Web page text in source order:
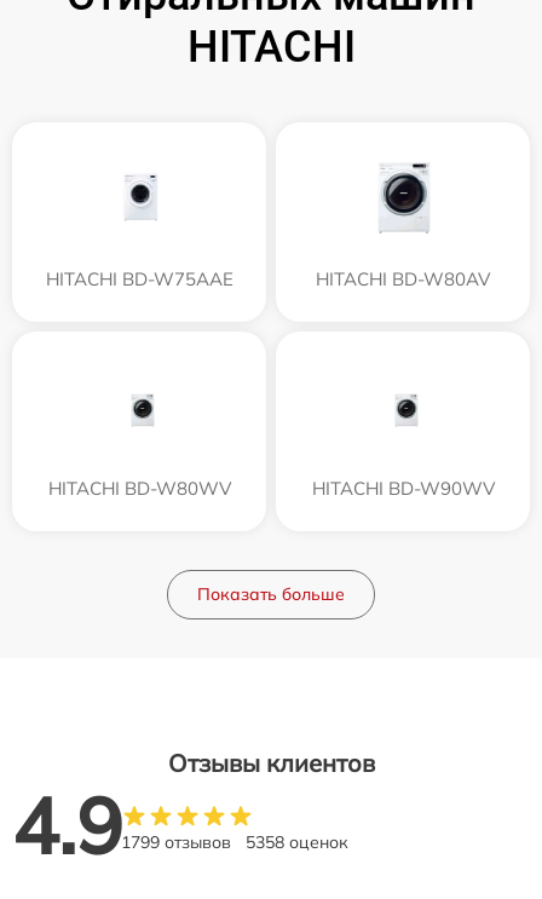
HITACHI
HITACHI BD-W75AAE HITACHI BD-W80AV
HITACHI BD-W80WV HITACHI BD-W90WV
Показать больше
Отзывы клиентов
4.91799 отзывов 5358 оценок